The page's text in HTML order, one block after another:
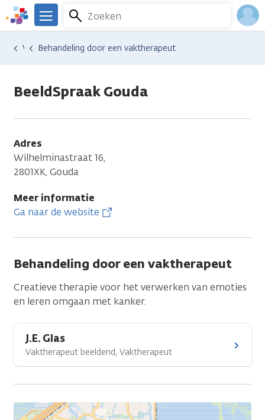
Overslaan
en
naar
We
er
Kanker.nl
Zoeken
Menu
Hulp en ondersteuning
Vind hulp bij kanker Behandeling door een vaktherapeut
BeeldSpraak Gouda
Adres
Wilhelminastraat 16,
2801XK, Gouda
Meer informatie
Ga naar de website
Behandeling door een vaktherapeut
Creatieve therapie voor het verwerken van emoties
en leren omgaan met kanker.
J.E. Glas
Vaktherapeut beeldend, Vaktherapeut